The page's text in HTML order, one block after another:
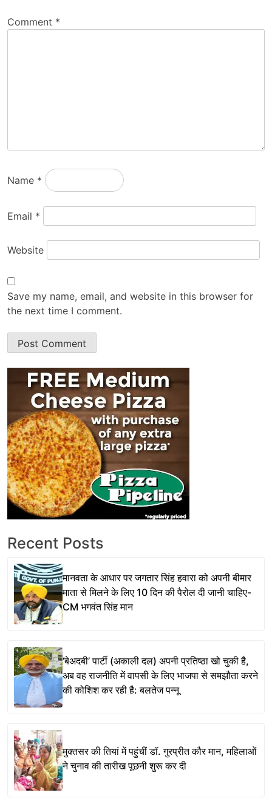
Comment *
Name *
Email *
Website
Save my name, email, and website in this browser for
the next time I comment.
Recent Posts
मानवता के आधार पर जगतार सिंह हवारा को अपनी बीमार
माता से मिलने के लिए 10 दिन की पैरोल दी जानी चाहिए-
CM भगवंत सिंह मान
‘बेअदबी’ पार्टी (अकाली दल) अपनी प्रतिष्ठा खो चुकी है,
अब वह राजनीति में वापसी के लिए भाजपा से समझौता करने
की कोशिश कर रही है: बलतेज पन्नू
मुक्तसर की तियां में पहुंचीं डॉ. गुरप्रीत कौर मान, महिलाओं
ने चुनाव की तारीख पूछनी शुरू कर दी